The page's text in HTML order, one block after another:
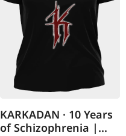
KARKADAN · 10 Years
of Schizophrenia |